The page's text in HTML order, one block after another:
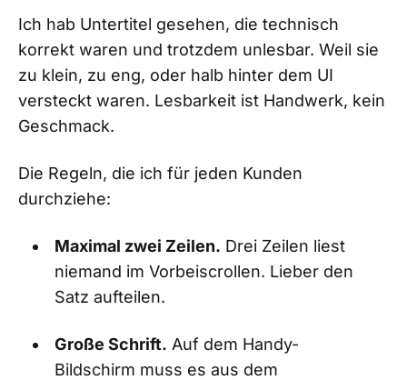
Ich hab Untertitel gesehen, die technisch
korrekt waren und trotzdem unlesbar. Weil sie
zu klein, zu eng, oder halb hinter dem UI
versteckt waren. Lesbarkeit ist Handwerk, kein
Geschmack.
Die Regeln, die ich für jeden Kunden
durchziehe:
Maximal zwei Zeilen. Drei Zeilen liest
niemand im Vorbeiscrollen. Lieber den
Satz aufteilen.
Große Schrift. Auf dem Handy-
Bildschirm muss es aus dem